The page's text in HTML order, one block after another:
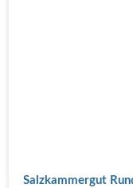
Salzkammergut